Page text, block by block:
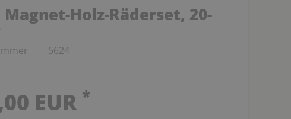
Magnet-Holz-Räderset, 20-
5624
EUR *